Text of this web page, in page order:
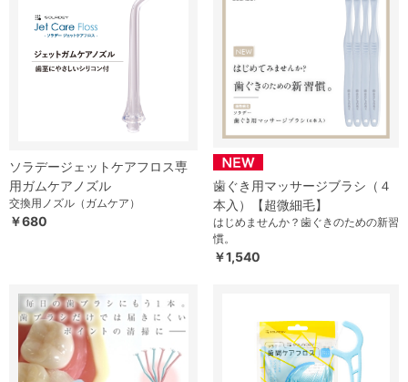
ソラデージェットケアフロス専
用ガムケアノズル
交換用ノズル（ガムケア）
￥680
歯ぐき用マッサージブラシ（４
本入）【超微細毛】
はじめませんか？歯ぐきのための新習
慣。
￥1,540